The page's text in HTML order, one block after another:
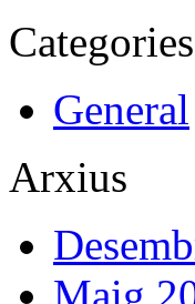
Categories
General
Arxius
Maig